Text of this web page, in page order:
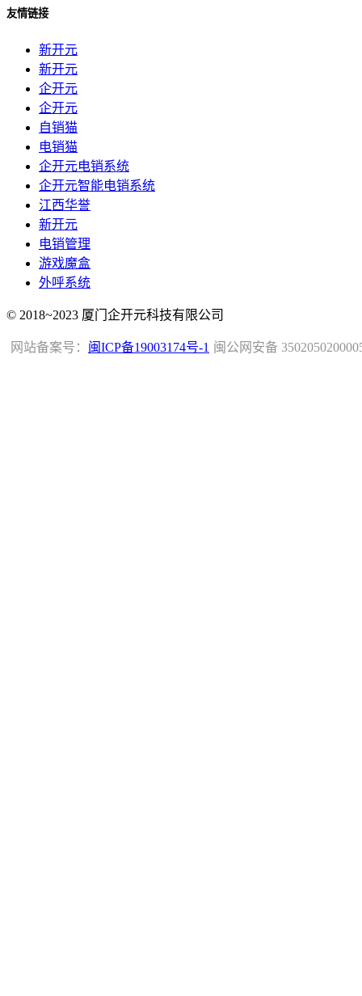
友情链接
新开元
新开元
企开元
企开元
自销猫
电销猫
企开元电销系统
企开元智能电销系统
江西华誉
新开元
电销管理
游戏魔盒
外呼系统
© 2018~2023 厦门企开元科技有限公司
闽公网安备
网站备案号： 闽ICP备19003174号-1